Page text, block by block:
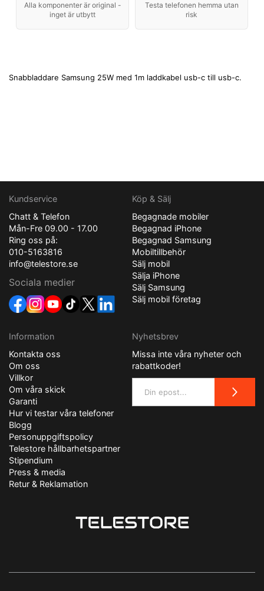
Alla komponenter är original -
inget är utbytt
Testa telefonen hemma utan
risk
Snabbladdare Samsung 25W med 1m laddkabel usb-c till usb-c.
Kundservice
Chatt & Telefon
Mån-Fre 09.00 - 17.00
Ring oss på:
010-5163816
info@telestore.se
Sociala medier
Köp & Sälj
Begagnade mobiler
Begagnad iPhone
Begagnad Samsung
Mobiltillbehör
Sälj mobil
Sälja iPhone
Sälj Samsung
Sälj mobil företag
Information
Kontakta oss
Om oss
Villkor
Om våra skick
Garanti
Hur vi testar våra telefoner
Blogg
Personuppgiftspolicy
Telestore hållbarhetspartner
Stipendium
Press & media
Retur & Reklamation
Nyhetsbrev
Missa inte våra nyheter och
rabattkoder!